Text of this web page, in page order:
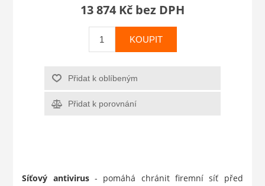
13 874 Kč bez DPH
KOUPIT
Přidat k oblíbeným
Přidat k porovnání
Síťový antivirus- pomáhá chránit firemní síť před